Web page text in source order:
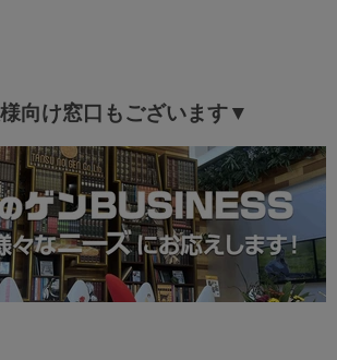
ニングセットをご購入いただき誠にあり
。
無事に到着し、組立設置も問題なく完了
うで安心致しました。
ご満足いただけたようで嬉しく思って
のため、出入りのしやすさなどを考慮し
となっております。
スも行っていただけるとの事、誠にあり
向け窓口もございます▼